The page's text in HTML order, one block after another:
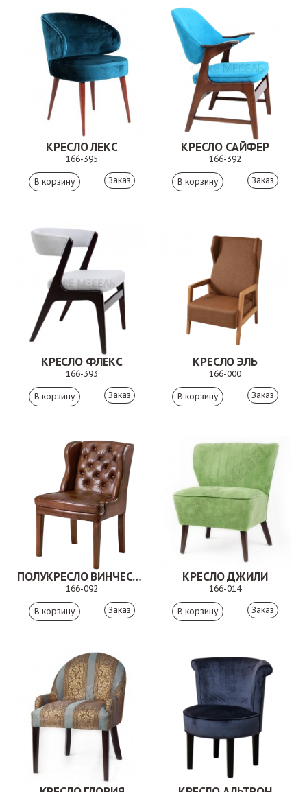
КРЕСЛО ЛЕКС
166-395
Заказ
КРЕСЛО САЙФЕР
166-392
Заказ
КРЕСЛО ФЛЕКС
166-393
Заказ
КРЕСЛО ЭЛЬ
166-000
Заказ
ПОЛУКРЕСЛО ВИНЧЕСТЕР
166-092
Заказ
КРЕСЛО ДЖИЛИ
166-014
Заказ